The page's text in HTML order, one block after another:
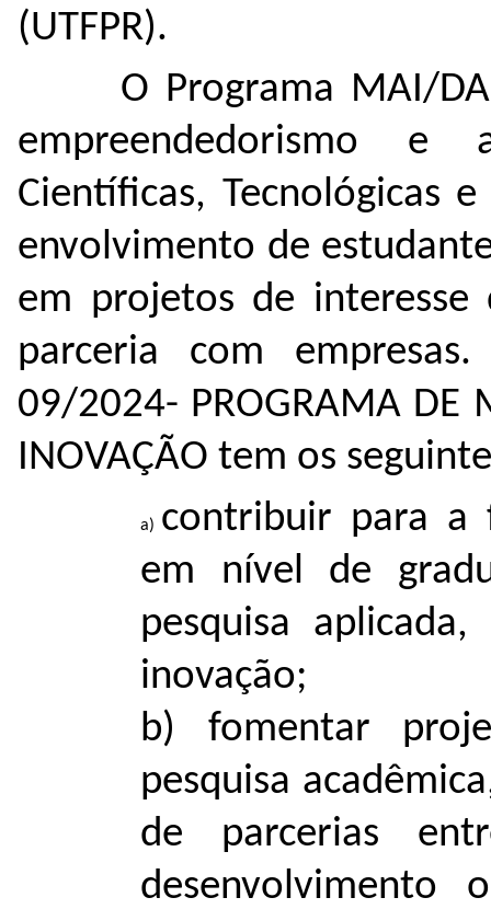
(UTFPR).
O Programa MAI/
empreendedorismo e
Cientíﬁcas, Tecnológicas
envolvimento de
em projetos de
parceria com empresas.
09/2024- PROGRAMA DE
INOVAÇÃO tem os
contribuir para a
em nível de
pesquisa
inovação;
b) fomentar
pesquisa
de parcerias